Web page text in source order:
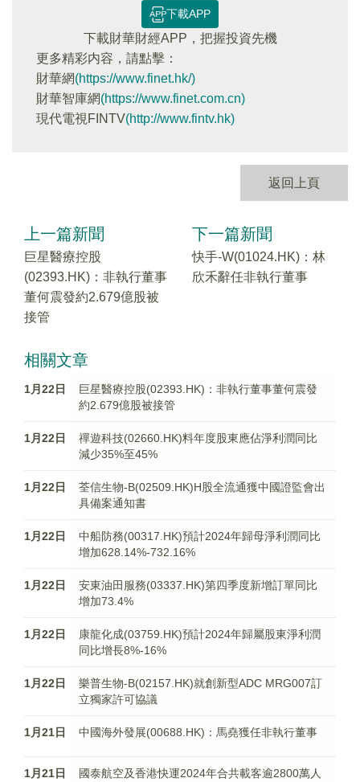
下載APP
下載財華財經APP，把握投資先機
更多精彩内容，請點擊：
財華網(https://www.finet.hk/)
財華智庫網(https://www.finet.com.cn)
現代電視FINTV(http://www.fintv.hk)
返回上頁
上一篇新聞
巨星醫療控股
(02393.HK)：非執行董事
董何震發約2.679億股被
接管
下一篇新聞
快手-W(01024.HK)：林
欣禾辭任非執行董事
相關文章
1月22日
巨星醫療控股(02393.HK)：非執行董事董何震發
約2.679億股被接管
1月22日
禪遊科技(02660.HK)料年度股東應佔淨利潤同比
減少35%至45%
1月22日
荃信生物-B(02509.HK)H股全流通獲中國證監會出
具備案通知書
1月22日
中船防務(00317.HK)預計2024年歸母淨利潤同比
增加628.14%-732.16%
1月22日
安東油田服務(03337.HK)第四季度新增訂單同比
增加73.4%
1月22日
康龍化成(03759.HK)預計2024年歸屬股東淨利潤
同比增長8%-16%
1月22日
樂普生物-B(02157.HK)就創新型ADC MRG007訂
立獨家許可協議
1月21日 中國海外發展(00688.HK)：馬堯獲任非執行董事
1月21日
國泰航空及香港快運2024年合共載客逾2800萬人